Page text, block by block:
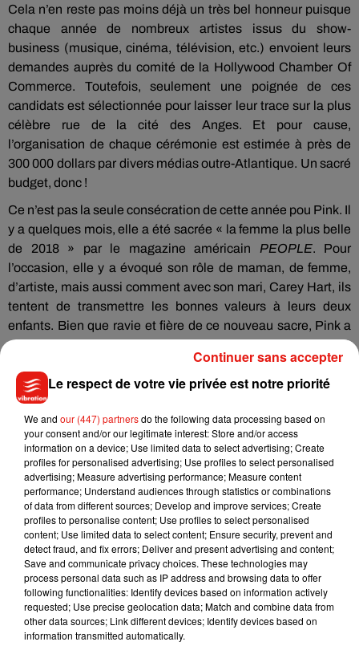
Cela n’en reste pas moins déjà un très bel honneur puisque
chaque année de nombreux artistes issus du show-
business (musique, cinéma, télévision, etc.) envoient leurs
demandes auprès du comité de la Hollywood Chamber Of
Commerce.
Toutefois, seulement une poignée de ces
candidats est sélectionnée pour laisser leur trace sur la plus
célèbre rue de la cité des Anges.
Et pour cause,
l’organisation de chaque cérémonie est estimée à près de
300 000 dollars par divers médias outre-Atlantique. Un sacré
budget, donc !
Ce n’est pas la seule consécration de cette année pou Pink. Il
y a quelques mois, elle a été sacrée « la femme la plus belle
de 2018 » par le magazine américain PEOPLE.
Pour
l’occasion, elle y a évoqué son rôle de maman, de femme,
d’artiste, mais aussi comment avec son mari, Carey Hart, ils
tentent de transmettre les bonnes valeurs à leurs deux
enfants. Bien que ravie et fière de ce nouveau sacre, Pink a
avoué en être très surprise sur le plateau
moment de l’annonce]J’ai
explosé de rire !Je me suis tournée vers les gens qui se
trouvaient autour de moi à ce moment-là et je leur ai dit
‘’auriez-vous déjà imaginé que cela serait aussi bon ?’’ »
Le respect de votre vie privée est notre priorité
We and our (447) partnersdo the following data processing based on
your consent and/or our legitimate interest: Store and/or access
information on a device; Use limited data to select advertising; Create
profiles for personalised advertising; Use profiles to select personalised
advertising; Measure advertising performance; Measure content
performance; Understand audiences through statistics or combinations
of data from different sources; Develop and improve services; Create
profiles to personalise content; Use profiles to select personalised
content; Use limited data to select content; Ensure security, prevent and
detect fraud, and fix errors; Deliver and present advertising and content;
Save and communicate privacy choices. These technologies may
process personal data such as IP address and browsing data to offer
following functionalities: Identify devices based on information actively
requested; Use precise geolocation data; Match and combine data from
other data sources; Link different devices; Identify devices based on
information transmitted automatically.
Continuer sans accepter